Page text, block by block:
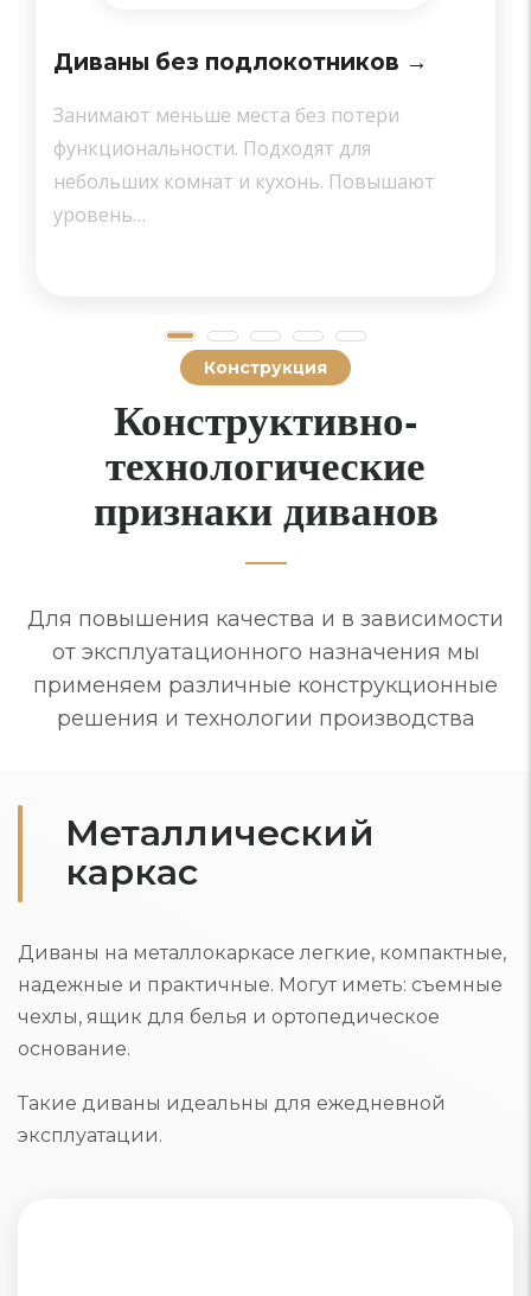
Диваны без подлокотников →
Занимают меньше места без потери
функциональности. Подходят для
небольших комнат и кухонь. Повышают
уровень…
Конструкция
Конструктивно-
технологические
признаки диванов
Для повышения качества и в зависимости
от эксплуатационного назначения мы
применяем различные конструкционные
решения и технологии производства
Металлический
каркас
Диваны на металлокаркасе легкие, компактные,
надежные и практичные. Могут иметь: съемные
чехлы, ящик для белья и ортопедическое
основание.
Такие диваны идеальны для ежедневной
эксплуатации.